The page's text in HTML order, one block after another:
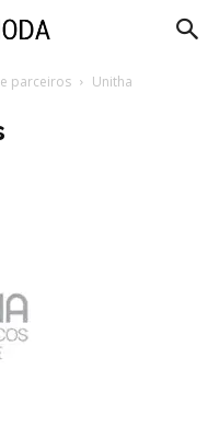
parceiros
Unitha